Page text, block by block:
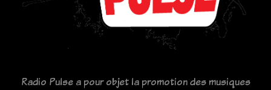
Radio Pulse a pour objet la promotion des musiques